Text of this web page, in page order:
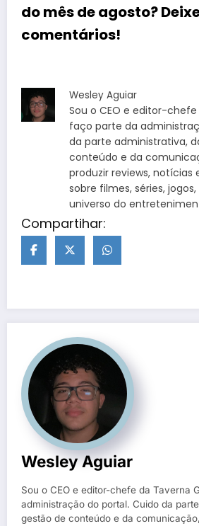
do mês de agosto?
comentários!
Wesley Aguiar
Sou o CEO e editor-
faço parte da
da parte administrativa,
conteúdo e da
produzir reviews, notícias
sobre filmes, séries,
universo do
Compartihar:
Wesley Aguiar
Sou o CEO e editor-chefe da Taverna
administração do portal. Cuido da
gestão de conteúdo e da